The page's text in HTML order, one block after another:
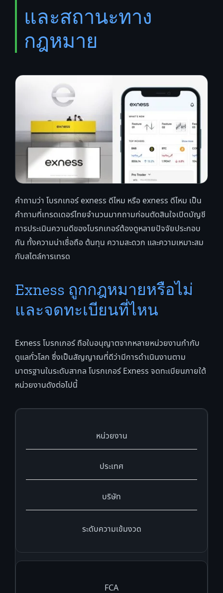
และสถานะทาง
กฎหมาย
คำถามว่า โบรกเกอร์ exness ดีไหม หรือ exness ดีไหม เป็น
คำถามที่เทรดเดอร์ไทยจำนวนมากถามก่อนตัดสินใจเปิดบัญชี
การประเมินความดีของโบรกเกอร์ต้องดูหลายปัจจัยประกอบ
กัน ทั้งความน่าเชื่อถือ ต้นทุน ความสะดวก และความเหมาะสม
กับสไตล์การเทรด
Exness ถูกกฎหมายหรือไม่
และจดทะเบียนที่ไหน
Exness โบรกเกอร์ ถือใบอนุญาตจากหลายหน่วยงานกำกับ
ดูแลทั่วโลก ซึ่งเป็นสัญญาณที่ดีว่ามีการดำเนินงานตาม
มาตรฐานในระดับสากล โบรกเกอร์ Exness จดทะเบียนภายใต้
หน่วยงานดังต่อไปนี้
หน่วยงาน
ประเทศ
บริษัท
ระดับความเข้มงวด
FCA